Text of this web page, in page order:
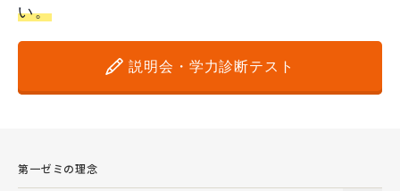
い。
説明会・学力診断テスト
第一ゼミの理念